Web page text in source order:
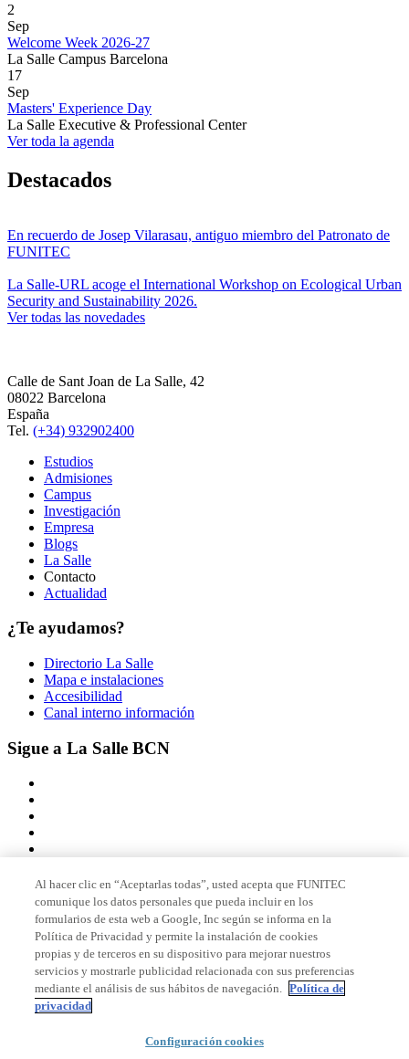
2
Sep
Welcome Week 2026-27
La Salle Campus Barcelona
17
Sep
Masters' Experience Day
La Salle Executive & Professional Center
Ver toda la agenda
Destacados
En recuerdo de Josep Vilarasau, antiguo miembro del Patronato de
FUNITEC
La Salle-URL acoge el International Workshop on Ecological Urban
Security and Sustainability 2026.
Ver todas las novedades
Calle de Sant Joan de La Salle, 42
08022 Barcelona
España
Tel. (+34) 932902400
Estudios
Admisiones
Campus
Investigación
Empresa
Blogs
La Salle
Contacto
Actualidad
¿Te ayudamos?
Directorio La Salle
Mapa e instalaciones
Accesibilidad
Canal interno información
Sigue a La Salle BCN
Miembro de
Acreditaciones
© 2026 La Salle Campus Barcelona - URL |
Al hacer clic en “Aceptarlas todas”, usted acepta que FUNITEC
comunique los datos personales que pueda incluir en los
formularios de esta web a Google, Inc según se informa en la
Política de Privacidad y permite la instalación de cookies
propias y de terceros en su dispositivo para mejorar nuestros
servicios y mostrarle publicidad relacionada con sus preferencias
mediante el análisis de sus hábitos de navegación. Política de
privacidad
Configuración cookies